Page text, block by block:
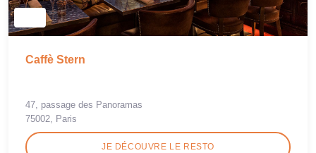
Caffè Stern
47, passage des Panoramas
75002, Paris
JE DÉCOUVRE LE RESTO